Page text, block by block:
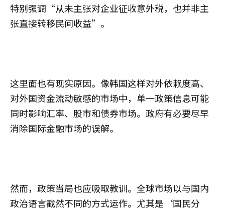
特别强调“从未主张对企业征收意外税，也并非主
张直接转移民间收益”。
这里面也有现实原因。像韩国这样对外依赖度高、
对外国资金流动敏感的市场中，单一政策信息可能
同时影响汇率、股市和债券市场。政府有必要尽早
消除国际金融市场的误解。
然而，政策当局也应吸取教训。全球市场以与国内
政治语言截然不同的方式运作。尤其是‘国民分